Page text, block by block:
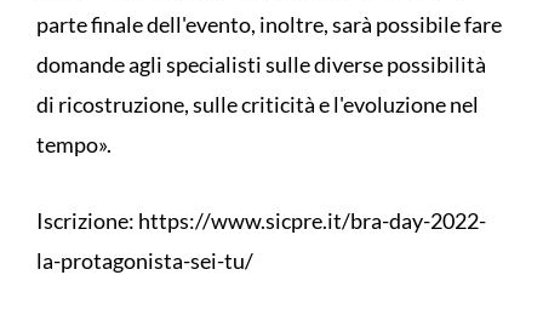
parte finale dell'evento, inoltre, sarà possibile fare
domande agli specialisti sulle diverse possibilità
di ricostruzione, sulle criticità e l'evoluzione nel
tempo».
Iscrizione: https://www.sicpre.it/bra-day-2022-
la-protagonista-sei-tu/